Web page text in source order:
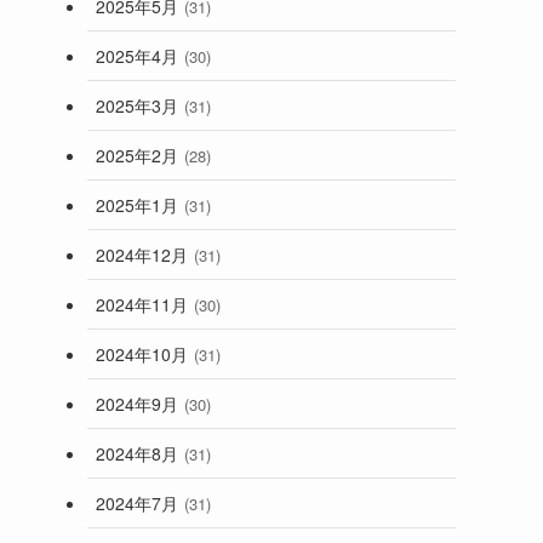
2025年5月 (31)
2025年4月 (30)
2025年3月 (31)
2025年2月 (28)
2025年1月 (31)
2024年12月 (31)
2024年11月 (30)
2024年10月 (31)
2024年9月 (30)
2024年8月 (31)
2024年7月 (31)